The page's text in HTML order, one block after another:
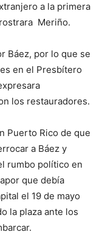
a la primera
Meriño.
Báez, por lo que se
en el Presbítero
los restauradores.
Puerto Rico de que
a Báez y
rumbo político en
que debía
el 19 de mayo
la plaza ante los